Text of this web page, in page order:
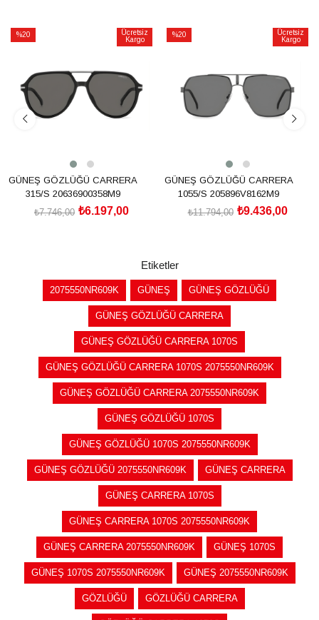
%20
Ücretsiz
Kargo
GÜNEŞ GÖZLÜĞÜ CARRERA
315/S 20636900358M9
₺6.197,00
₺7.746,00
%20
Ücretsiz
Kargo
GÜNEŞ GÖZLÜĞÜ CARRERA
1055/S 205896V8162M9
₺9.436,00
₺11.794,00
Etiketler
2075550NR609K GÜNEŞ GÜNEŞ GÖZLÜĞÜ
GÜNEŞ GÖZLÜĞÜ CARRERA
GÜNEŞ GÖZLÜĞÜ CARRERA 1070S
GÜNEŞ GÖZLÜĞÜ CARRERA 1070S 2075550NR609K
GÜNEŞ GÖZLÜĞÜ CARRERA 2075550NR609K
GÜNEŞ GÖZLÜĞÜ 1070S
GÜNEŞ GÖZLÜĞÜ 1070S 2075550NR609K
GÜNEŞ GÖZLÜĞÜ 2075550NR609K GÜNEŞ CARRERA
GÜNEŞ CARRERA 1070S
GÜNEŞ CARRERA 1070S 2075550NR609K
GÜNEŞ CARRERA 2075550NR609K GÜNEŞ 1070S
GÜNEŞ 1070S 2075550NR609K GÜNEŞ 2075550NR609K
GÖZLÜĞÜ GÖZLÜĞÜ CARRERA